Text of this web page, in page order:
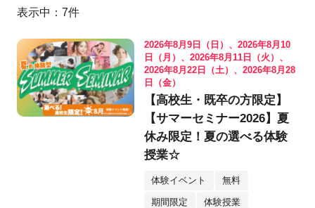
表示中： 7件
2026年8月9日（日）、2026年8月10
日（月）、2026年8月11日（火）、
2026年8月22日（土）、2026年8月28
日（金）
【高校生・既卒の方限定】
【サマーセミナー2026】夏
休み限定！夏の選べる体験
授業☆
体験イベント 無料
期間限定 体験授業